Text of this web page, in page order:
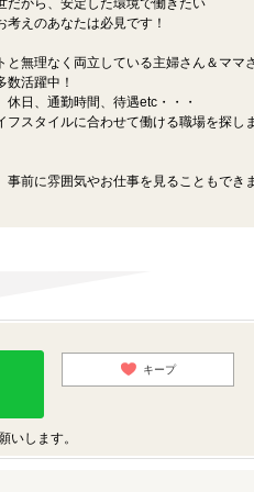
だから、安定した環境で働きたい
考えのあなたは必見です！
と無理なく両立している主婦さん＆ママ
数活躍中！
休日、通勤時間、待遇etc・・・
フスタイルに合わせて働ける職場を探し
事前に雰囲気やお仕事を見ることもでき
キープ
いします。